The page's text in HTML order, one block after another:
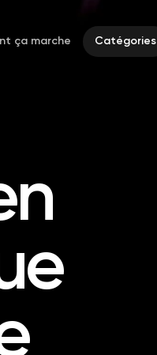
ça marche Catégories